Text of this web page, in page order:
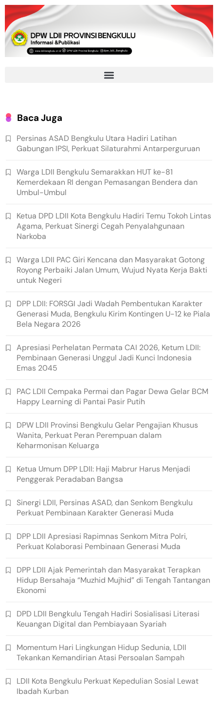
Baca Juga
Persinas ASAD Bengkulu Utara Hadiri Latihan
Gabungan IPSI, Perkuat Silaturahmi Antarperguruan
Warga LDII Bengkulu Semarakkan HUT ke-81
Kemerdekaan RI dengan Pemasangan Bendera dan
Umbul-Umbul
Ketua DPD LDII Kota Bengkulu Hadiri Temu Tokoh Lintas
Agama, Perkuat Sinergi Cegah Penyalahgunaan
Narkoba
Warga LDII PAC Giri Kencana dan Masyarakat Gotong
Royong Perbaiki Jalan Umum, Wujud Nyata Kerja Bakti
untuk Negeri
DPP LDII: FORSGI Jadi Wadah Pembentukan Karakter
Generasi Muda, Bengkulu Kirim Kontingen U-12 ke Piala
Bela Negara 2026
Apresiasi Perhelatan Permata CAI 2026, Ketum LDII:
Pembinaan Generasi Unggul Jadi Kunci Indonesia
Emas 2045
PAC LDII Cempaka Permai dan Pagar Dewa Gelar BCM
Happy Learning di Pantai Pasir Putih
DPW LDII Provinsi Bengkulu Gelar Pengajian Khusus
Wanita, Perkuat Peran Perempuan dalam
Keharmonisan Keluarga
Ketua Umum DPP LDII: Haji Mabrur Harus Menjadi
Penggerak Peradaban Bangsa
Sinergi LDII, Persinas ASAD, dan Senkom Bengkulu
Perkuat Pembinaan Karakter Generasi Muda
DPP LDII Apresiasi Rapimnas Senkom Mitra Polri,
Perkuat Kolaborasi Pembinaan Generasi Muda
DPP LDII Ajak Pemerintah dan Masyarakat Terapkan
Hidup Bersahaja “Muzhid Mujhid” di Tengah Tantangan
Ekonomi
DPD LDII Bengkulu Tengah Hadiri Sosialisasi Literasi
Keuangan Digital dan Pembiayaan Syariah
Momentum Hari Lingkungan Hidup Sedunia, LDII
Tekankan Kemandirian Atasi Persoalan Sampah
LDII Kota Bengkulu Perkuat Kepedulian Sosial Lewat
Ibadah Kurban